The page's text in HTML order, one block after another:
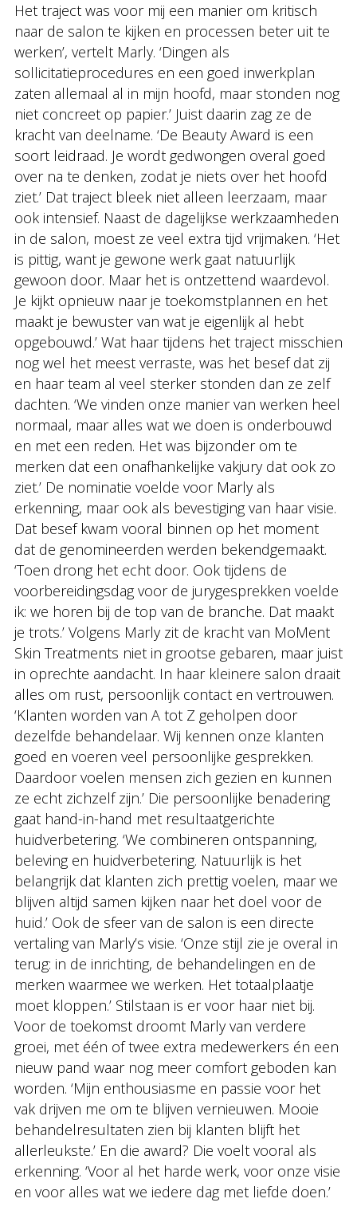
Het traject was voor mij een manier om kritisch
naar de salon te kijken en processen beter uit te
werken’, vertelt Marly. ‘Dingen als
sollicitatieprocedures en een goed inwerkplan
zaten allemaal al in mijn hoofd, maar stonden nog
niet concreet op papier.’ Juist daarin zag ze de
kracht van deelname. ‘De Beauty Award is een
soort leidraad. Je wordt gedwongen overal goed
over na te denken, zodat je niets over het hoofd
ziet.’ Dat traject bleek niet alleen leerzaam, maar
ook intensief. Naast de dagelijkse werkzaamheden
in de salon, moest ze veel extra tijd vrijmaken. ‘Het
is pittig, want je gewone werk gaat natuurlijk
gewoon door. Maar het is ontzettend waardevol.
Je kijkt opnieuw naar je toekomstplannen en het
maakt je bewuster van wat je eigenlijk al hebt
opgebouwd.’ Wat haar tijdens het traject misschien
nog wel het meest verraste, was het besef dat zij
en haar team al veel sterker stonden dan ze zelf
dachten. ‘We vinden onze manier van werken heel
normaal, maar alles wat we doen is onderbouwd
en met een reden. Het was bijzonder om te
merken dat een onafhankelijke vakjury dat ook zo
ziet.’ De nominatie voelde voor Marly als
erkenning, maar ook als bevestiging van haar visie.
Dat besef kwam vooral binnen op het moment
dat de genomineerden werden bekendgemaakt.
‘Toen drong het echt door. Ook tijdens de
voorbereidingsdag voor de jurygesprekken voelde
ik: we horen bij de top van de branche. Dat maakt
je trots.’ Volgens Marly zit de kracht van MoMent
Skin Treatments niet in grootse gebaren, maar juist
in oprechte aandacht. In haar kleinere salon draait
alles om rust, persoonlijk contact en vertrouwen.
‘Klanten worden van A tot Z geholpen door
dezelfde behandelaar. Wij kennen onze klanten
goed en voeren veel persoonlijke gesprekken.
Daardoor voelen mensen zich gezien en kunnen
ze echt zichzelf zijn.’ Die persoonlijke benadering
gaat hand-in-hand met resultaatgerichte
huidverbetering. ‘We combineren ontspanning,
beleving en huidverbetering. Natuurlijk is het
belangrijk dat klanten zich prettig voelen, maar we
blijven altijd samen kijken naar het doel voor de
huid.’ Ook de sfeer van de salon is een directe
vertaling van Marly’s visie. ‘Onze stijl zie je overal in
terug: in de inrichting, de behandelingen en de
merken waarmee we werken. Het totaalplaatje
moet kloppen.’ Stilstaan is er voor haar niet bij.
Voor de toekomst droomt Marly van verdere
groei, met één of twee extra medewerkers én een
nieuw pand waar nog meer comfort geboden kan
worden. ‘Mijn enthousiasme en passie voor het
vak drijven me om te blijven vernieuwen. Mooie
behandelresultaten zien bij klanten blijft het
allerleukste.’ En die award? Die voelt vooral als
erkenning. ‘Voor al het harde werk, voor onze visie
en voor alles wat we iedere dag met liefde doen.’